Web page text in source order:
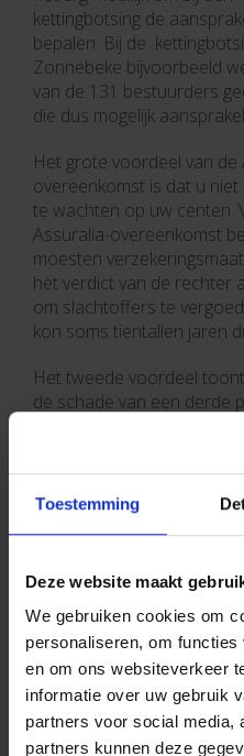
Toestemming
Deze website maakt
We gebruiken cookies om
personaliseren, om
en om ons websiteverkeer
informatie over uw gebruik
partners voor social media,
partners kunnen deze
kettingbotsing de
bepalen. Bij de
Zonnebeke bijvoorbeeld
van de 131 bestuurders
die dus mogelijk
Het grote voordeel van de
overeenkomst is dat u niet
te wachten op uw centen.
Assuralia-overeenkomst
moesten
het verdict van de rechter
om slachtoffers te
kon soms tientallen jaren
Het tweede voordeel
de schade van een derde
voor uw geleden schade,
de Assuralia-overeenkomst
Uw auto
Welke
Wat is eenBA-